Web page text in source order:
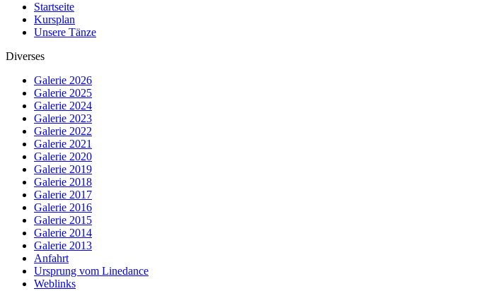
Startseite
Kursplan
Unsere Tänze
Diverses
Galerie 2026
Galerie 2025
Galerie 2024
Galerie 2023
Galerie 2022
Galerie 2021
Galerie 2020
Galerie 2019
Galerie 2018
Galerie 2017
Galerie 2016
Galerie 2015
Galerie 2014
Galerie 2013
Anfahrt
Ursprung vom Linedance
Weblinks